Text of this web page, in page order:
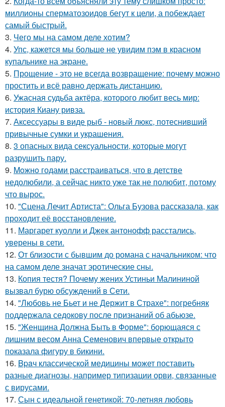
миллионы сперматозоидов бегут к цели, а побеждает
самый быстрый.
3. Чего мы на самом деле хотим?
4. Упс, кажется мы больше не увидим пэм в красном
купальнике на экране.
5. Прощение - это не всегда возвращение: почему можно
простить и всё равно держать дистанцию.
6. Ужасная судьба актёра, которого любит весь мир:
история Киану ривза.
7. Аксессуары в виде рыб - новый люкс, потеснивший
привычные сумки и украшения.
8. 3 опасных вида сексуальности, которые могут
разрушить пару.
9. Moжнo годами расстраиваться, что в детстве
недолюбили, а сейчас никто уже так не полюбит, потому
что вырос.
10. "Сцена Лечит Артиста": Ольга Бузова рассказала, как
проходит её восстановление.
11. Маргарет куолли и Джек антонофф расстались,
уверены в сети.
12. От близости с бывшим до романа с начальником: что
на самом деле значат эротические сны.
13. Копия тестя? Почему жених Устиньи Малининой
вызвал бурю обсуждений в Сети.
14. "Любовь не Бьет и не Держит в Страхе": погребняк
поддержала седокову после признаний об абьюзе.
15. "Женщина Должна Быть в Форме": борющаяся с
лишним весом Анна Семенович впервые открыто
показала фигуру в бикини.
16. Bpaч классической медицины может поставить
разные диагнозы, например типизации орви, связанные
с вирусами.
17. Сын с идеальной генетикой: 70-летняя любовь